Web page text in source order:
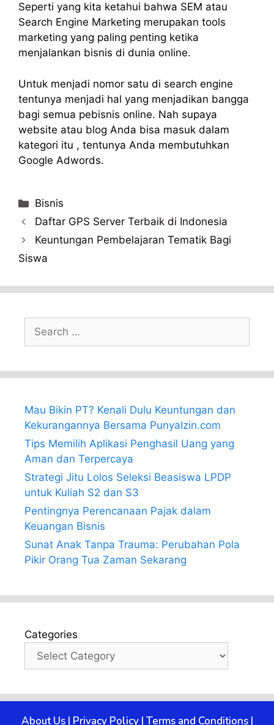
Seperti yang kita ketahui bahwa SEM atau
Search Engine Marketing merupakan tools
marketing yang paling penting ketika
menjalankan bisnis di dunia online.
Untuk menjadi nomor satu di search engine
tentunya menjadi hal yang menjadikan bangga
bagi semua pebisnis online. Nah supaya
website atau blog Anda bisa masuk dalam
kategori itu , tentunya Anda membutuhkan
Google Adwords.
Categories
Bisnis
Daftar GPS Server Terbaik di Indonesia
Keuntungan Pembelajaran Tematik Bagi
Siswa
Search
for:
Mau Bikin PT? Kenali Dulu Keuntungan dan
Kekurangannya Bersama PunyaIzin.com
Tips Memilih Aplikasi Penghasil Uang yang
Aman dan Terpercaya
Strategi Jitu Lolos Seleksi Beasiswa LPDP
untuk Kuliah S2 dan S3
Pentingnya Perencanaan Pajak dalam
Keuangan Bisnis
Sunat Anak Tanpa Trauma: Perubahan Pola
Pikir Orang Tua Zaman Sekarang
Categories
About Us| Privacy Policy| Terms and Conditions|